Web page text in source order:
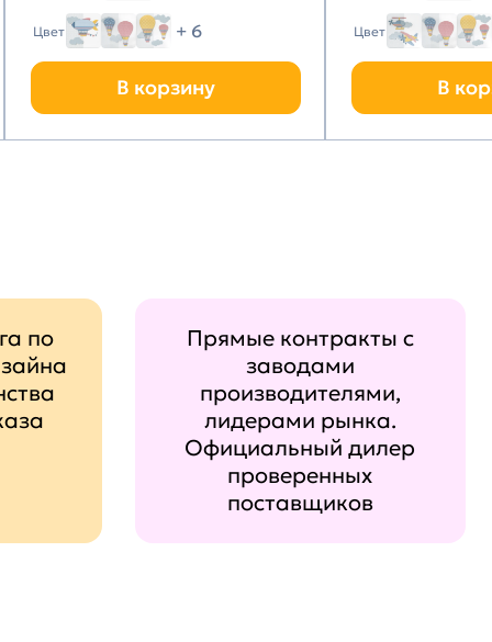
Цвет + 6
В корзину
Цвет
В
по
Прямые контракты с
заводами
производителями,
лидерами рынка.
Официальный дилер
проверенных
поставщиков